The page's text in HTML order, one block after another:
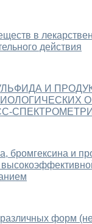
в
действия
И
бромгексина и
форм